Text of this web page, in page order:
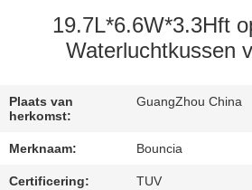
FABRIEKSREIS
CONTACTEER
ONS
19.7L*6.6W*3.3Hft
Waterluchtkussen
Plaats van
herkomst:
GuangZhou China
Merknaam: Bouncia
Certificering: TUV